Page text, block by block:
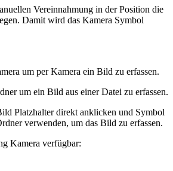
Vereinnahmung in der Position die
Damit wird das Kamera Symbol
um per Kamera ein Bild zu erfassen.
um ein Bild aus einer Datei zu erfassen.
Platzhalter direkt anklicken und Symbol
verwenden, um das Bild zu erfassen.
Kamera verfügbar: